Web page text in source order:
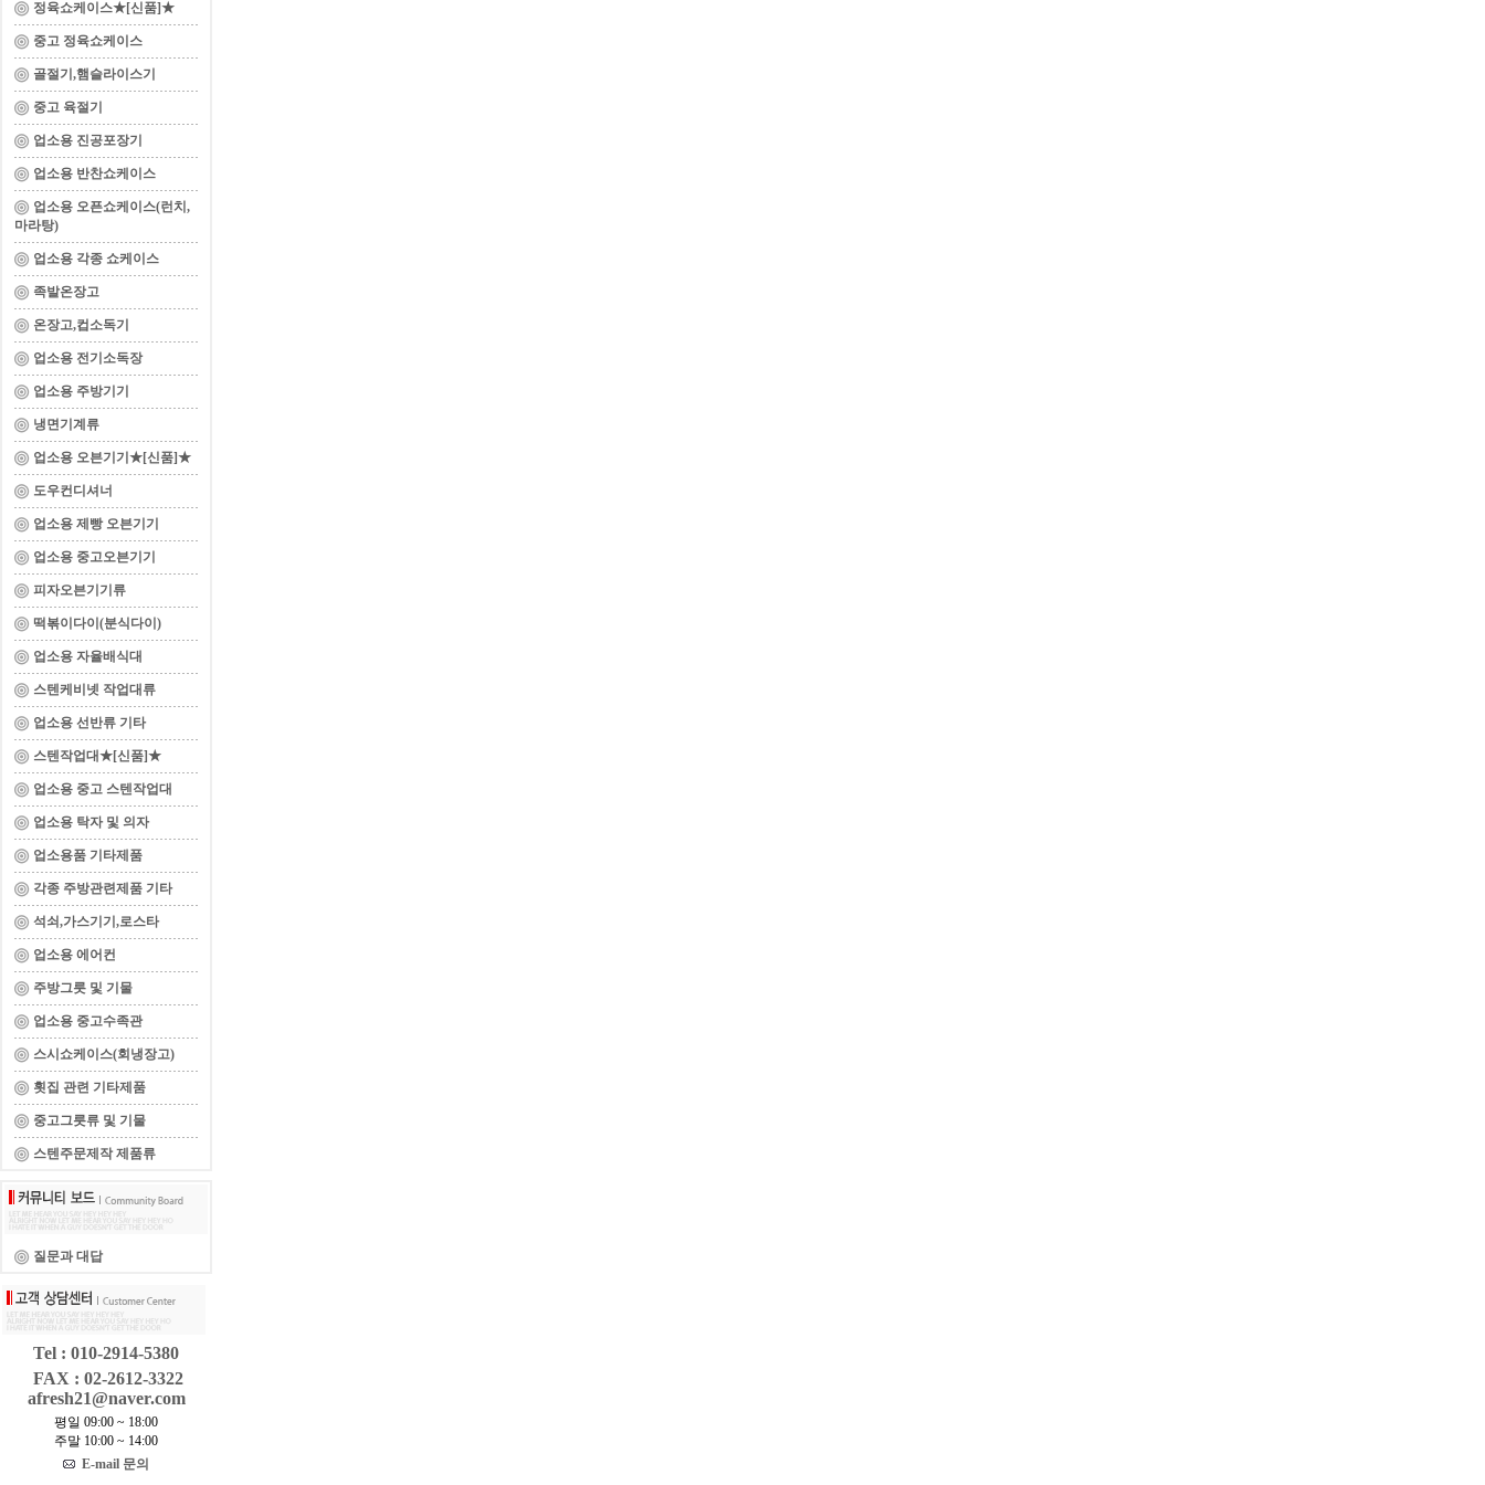
정육쇼케이스★[신품]★
중고 정육쇼케이스
골절기,햄슬라이스기
중고 육절기
업소용 진공포장기
업소용 반찬쇼케이스
업소용 오픈쇼케이스(런치,
마라탕)
업소용 각종 쇼케이스
족발온장고
온장고,컵소독기
업소용 전기소독장
업소용 주방기기
냉면기계류
업소용 오븐기기★[신품]★
도우컨디셔너
업소용 제빵 오븐기기
업소용 중고오븐기기
피자오븐기기류
떡볶이다이(분식다이)
업소용 자율배식대
스텐케비넷 작업대류
업소용 선반류 기타
스텐작업대★[신품]★
업소용 중고 스텐작업대
업소용 탁자 및 의자
업소용품 기타제품
각종 주방관련제품 기타
석쇠,가스기기,로스타
업소용 에어컨
주방그릇 및 기물
업소용 중고수족관
스시쇼케이스(회냉장고)
횟집 관련 기타제품
중고그릇류 및 기물
스텐주문제작 제품류
질문과 대답
Tel : 010-2914-5380
FAX : 02-2612-3322
afresh21@naver.com
평일 09:00 ~ 18:00
주말 10:00 ~ 14:00
E-mail 문의